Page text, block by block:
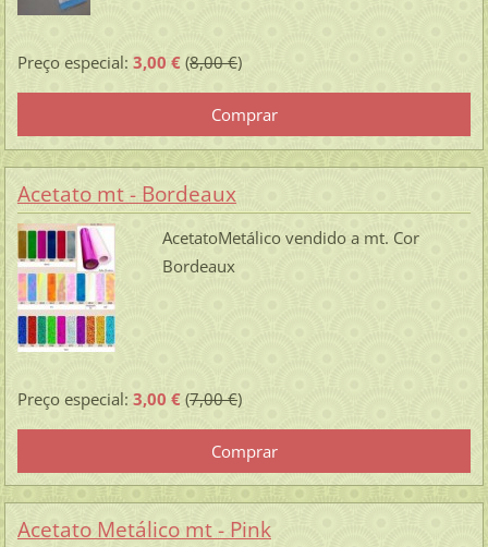
Preço especial: 3,00 €(8,00 €)
Acetato mt - Bordeaux
AcetatoMetálico vendido a mt. Cor
Bordeaux
Preço especial: 3,00 €(7,00 €)
Acetato Metálico mt - Pink